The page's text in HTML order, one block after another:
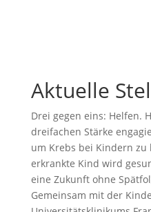
Aktuelle
Drei gegen eins: Helfen.
dreifachen Stärke
um Krebs bei Kindern zu
erkrankte Kind wird
eine Zukunft ohne
Gemeinsam mit der